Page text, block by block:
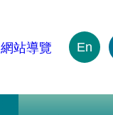
網站導覽 En